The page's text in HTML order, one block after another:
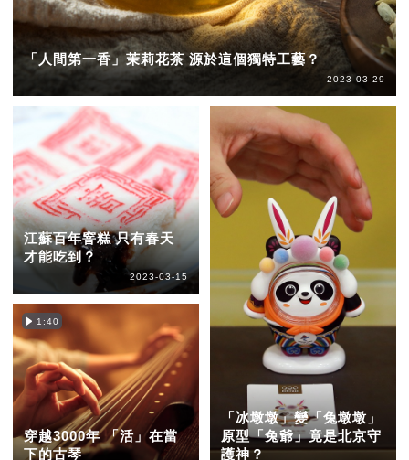
「人間第一香」茉莉花茶 源於這個獨特工藝？
2023-03-29
江蘇百年窨糕 只有春天
才能吃到？
2023-03-15
1:40
穿越3000年 「活」在當
下的古琴
「冰墩墩」變「兔墩墩」
原型「兔爺」竟是北京守
護神？